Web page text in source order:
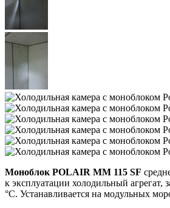
Моноблок POLAIR MМ 115 SF
к эксплуатации холодильный
°С. Устанавливается на модульных